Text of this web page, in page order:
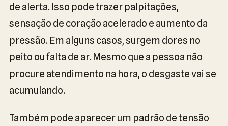
de alerta. Isso pode trazer palpitações,
sensação de coração acelerado e aumento da
pressão. Em alguns casos, surgem dores no
peito ou falta de ar. Mesmo que a pessoa não
procure atendimento na hora, o desgaste vai se
acumulando.
Também pode aparecer um padrão de tensão